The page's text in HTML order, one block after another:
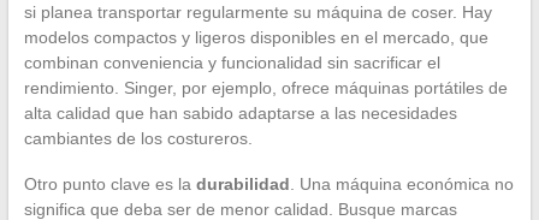
si planea transportar regularmente su máquina de coser. Hay
modelos compactos y ligeros disponibles en el mercado, que
combinan conveniencia y funcionalidad sin sacrificar el
rendimiento. Singer, por ejemplo, ofrece máquinas portátiles de
alta calidad que han sabido adaptarse a las necesidades
cambiantes de los costureros.
Otro punto clave es la durabilidad . Una máquina económica no
significa que deba ser de menor calidad. Busque marcas